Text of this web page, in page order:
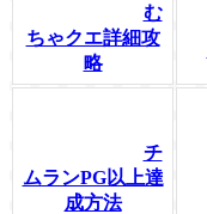
む
ちゃクエ詳細攻
略
チ
ムランPG以上達
成方法